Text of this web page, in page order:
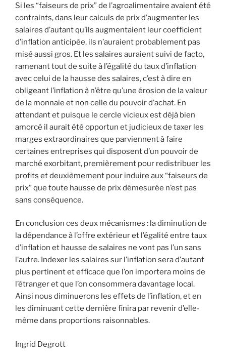
Si les “faiseurs de prix” de l’agroalimentaire avaient été
contraints, dans leur calculs de prix d’augmenter les
salaires d’autant qu’ils augmentaient leur coefficient
d’inflation anticipée, ils n’auraient probablement pas
misé aussi gros. Et les salaires auraient suivi de facto,
ramenant tout de suite à l’égalité du taux d’inflation
avec celui de la hausse des salaires, c’est à dire en
obligeant l’inflation à n’être qu’une érosion de la valeur
de la monnaie et non celle du pouvoir d’achat. En
attendant et puisque le cercle vicieux est déjà bien
amorcé il aurait été opportun et judicieux de taxer les
marges extraordinaires que parviennent à faire
certaines entreprises qui disposent d’un pouvoir de
marché exorbitant, premièrement pour redistribuer les
profits et deuxièmement pour induire aux “faiseurs de
prix” que toute hausse de prix démesurée n’est pas
sans conséquence.
En conclusion ces deux mécanismes : la diminution de
la dépendance à l’offre extérieur et l’égalité entre taux
d’inflation et hausse de salaires ne vont pas l’un sans
l’autre. Indexer les salaires sur l’inflation sera d’autant
plus pertinent et efficace que l’on importera moins de
l’étranger et que l’on consommera davantage local.
Ainsi nous diminuerons les effets de l’inflation, et en
les diminuant cette dernière finira par revenir d’elle-
même dans proportions raisonnables.
Ingrid Degrott